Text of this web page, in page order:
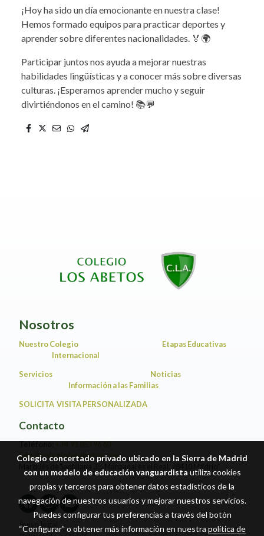
¡Hoy ha sido un día emocionante en nuestra clase!
Hemos formado equipos para practicar deportes y
aprender sobre diferentes nacionalidades. 🏅🌍
Participar juntos nos ayuda a mejorar nuestras
habilidades lingüísticas y a conocer más sobre diversas
culturas. ¡Esperamos aprender mucho y seguir
divirtiéndonos en el camino! 📚💬
Nosotros
Nuestro Colegio
Etapas Educativas
Internacional
Servicios
Noticias
Información a las Familias
SOLICITA VISITA PERSONALIZADA
Contacto
Teléfono:+34 91 853 96 60
info@colegiolosabetos.com
Aviso legal
Colegio concertado privado ubicado en la Sierra de Madrid
con un modelo de educación vanguardista utiliza cookies
propias y terceros para obtener datos estadísticos de la
navegación de nuestros usuarios y mejorar nuestros servicios.
Puedes configurar tus preferencias a través del botón
“Configurar” o obtener más información en nuestra política de